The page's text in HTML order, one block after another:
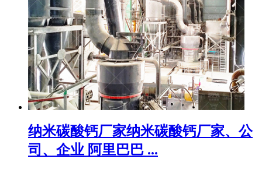
纳米碳酸钙厂家纳米碳酸钙厂家、公
司、企业 阿里巴巴 ...